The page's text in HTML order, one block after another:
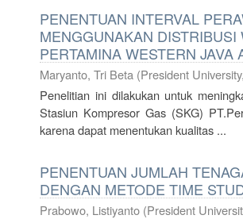
PENENTUAN INTERVAL
MENGGUNAKAN
PERTAMINA WESTERN
Maryanto, Tri Beta (President University,
Penelitian ini dilakukan untuk
Stasiun Kompresor Gas (SKG)
karena dapat menentukan kualitas ...
PENENTUAN JUMLAH
DENGAN METODE TIME
Prabowo, Listiyanto (President